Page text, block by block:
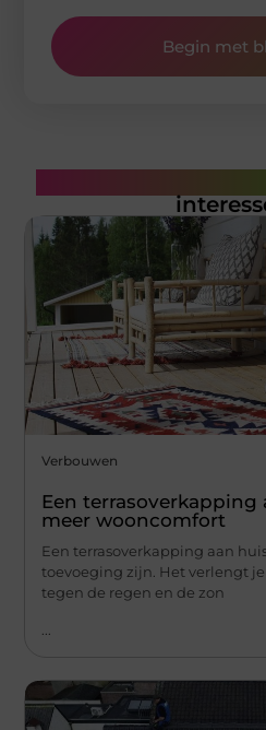
Begin met
Verbouwen
Een terrasoverkapping
meer wooncomfort
Een terrasoverkapping aan
toevoeging zijn. Het verlengt
tegen de regen en de zon